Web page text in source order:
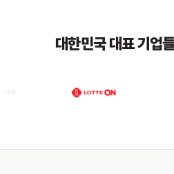
대한민국 대표 기업